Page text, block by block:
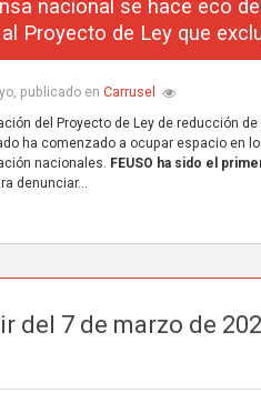
nacional se hace eco
Proyecto de Ley que
publicado en Carrusel
del Proyecto de Ley de reducción
ha comenzado a ocupar espacio en
nacionales. FEUSO ha sido el
denunciar...
del 7 de marzo de